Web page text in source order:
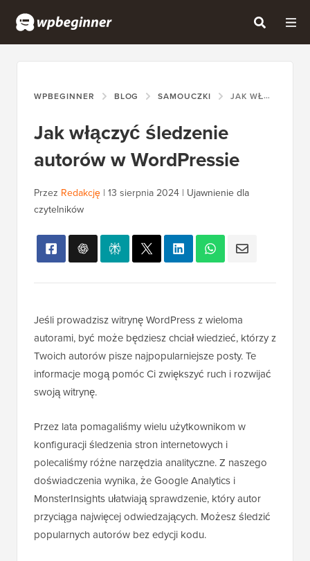
WPBEGINNER BLOG SAMOUCZKI JAK WŁĄCZYĆ ŚLEDZENIE AUTORÓW W WORDPRESSIE
Jak włączyć śledzenie
autorów w WordPressie
Przez Redakcję | 13 sierpnia 2024 | Ujawnienie dla
czytelników
Jeśli prowadzisz witrynę WordPress z wieloma
autorami, być może będziesz chciał wiedzieć, którzy z
Twoich autorów pisze najpopularniejsze posty. Te
informacje mogą pomóc Ci zwiększyć ruch i rozwijać
swoją witrynę.
Przez lata pomagaliśmy wielu użytkownikom w
konfiguracji śledzenia stron internetowych i
polecaliśmy różne narzędzia analityczne. Z naszego
doświadczenia wynika, że Google Analytics i
MonsterInsights ułatwiają sprawdzenie, który autor
przyciąga najwięcej odwiedzających. Możesz śledzić
popularnych autorów bez edycji kodu.